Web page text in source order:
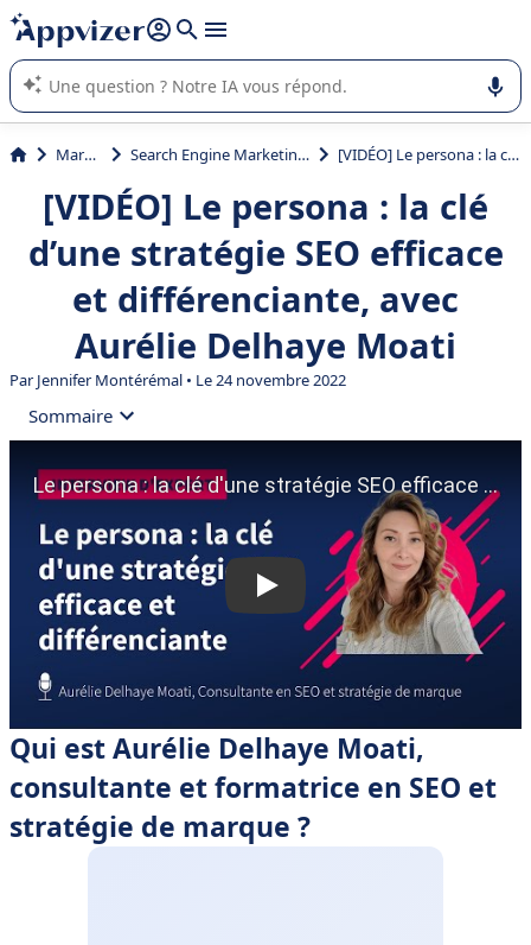
répondre (plusieurs lignes avec
L'IA de Appvizer vous guide dans l'utilisation ou la sélection de
logiciel SaaS en entreprise.
Marketing Search Engine Marketing (SEM, SEO, SEA) [VIDÉO] Le persona : la clé d’une stratégie SEO efficace et différenciante, avec Aurélie Delhaye Moati
[VIDÉO] Le persona : la clé
d’une stratégie SEO efficace
et différenciante, avec
Aurélie Delhaye Moati
ParJennifer Montérémal • Le 24 novembre 2022
Sommaire
• Qui est Aurélie Delhaye Moati, consultante et
formatrice en SEO et stratégie de marque ?
• 🎙 Interview avec une webmarketeuse chevronnée
Qui est Aurélie Delhaye Moati,
consultante et formatrice en SEO et
stratégie de marque ?